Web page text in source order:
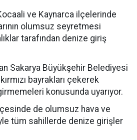
ve Kaynarca ilçelerinde
olumsuz seyretmesi
tarafından denize giriş
Sakarya Büyükşehir Belediyesi
bayrakları çekerek
konusunda uyarıyor.
de olumsuz hava ve
tüm sahillerde denize girişler